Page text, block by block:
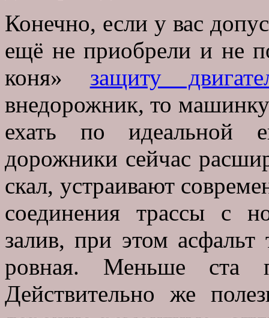
Конечно, если у вас
ещё не приобрели и не
коня» защиту
внедорожник, то
ехать по идеальной
дорожники сейчас
скал, устраивают
соединения трассы с
залив, при этом
ровная. Меньше
Действительно же